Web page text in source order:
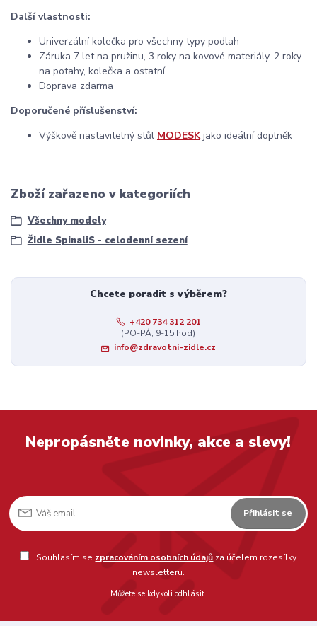
Další vlastnosti:
Univerzální kolečka pro všechny typy podlah
Záruka 7 let na pružinu, 3 roky na kovové materiály, 2 roky
na potahy, kolečka a ostatní
Doprava zdarma
Doporučené příslušenství:
Výškově nastavitelný stůl MODESKjako ideální doplněk
Zboží zařazeno v kategoriích
Všechny modely
Židle SpinaliS - celodenní sezení
Chcete poradit s výběrem?
+420 734 312 201
(PO-PÁ, 9-15 hod)
info@zdravotni-zidle.cz
Nepropásněte novinky, akce a slevy!
Přihlásit se
Souhlasím se zpracováním osobních údajů za účelem rozesílky
newsletteru.
Můžete se kdykoli odhlásit.